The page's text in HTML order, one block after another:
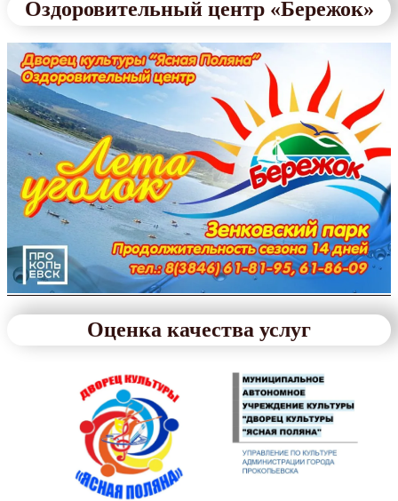
Оздоровительный центр «Бережок»
Оценка качества услуг